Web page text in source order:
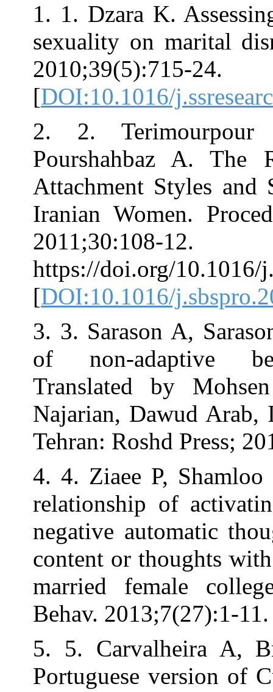
1. 1. Dzara K.
sexuality on
[DOI:10.1016/
2. 2.
Pourshahbaz
Attachment
Iranian
2011;30:108-
https://doi.org/
[DOI:10.1016/
3. 3. Sarason
of non-
Translated by
Najarian,
Tehran: Roshd
4. 4. Ziaee P,
relationship of
negative
content or
married
Behav.
5. 5.
Portuguese